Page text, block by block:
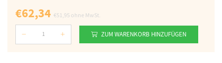
€62,34 €51,95 ohne MwSt.
Nummer ZUM WARENKORB HINZUFÜGEN